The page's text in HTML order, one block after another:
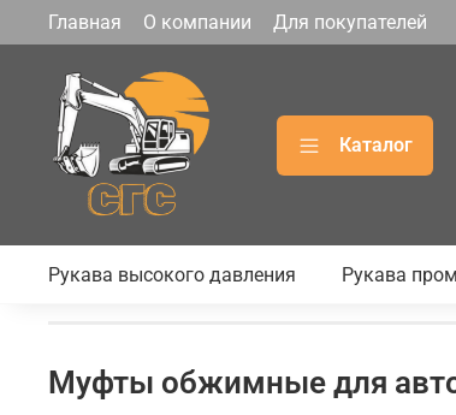
Главная О компании Для покупателей
Каталог
Рукава высокого давления Рукава
Муфты обжимные для